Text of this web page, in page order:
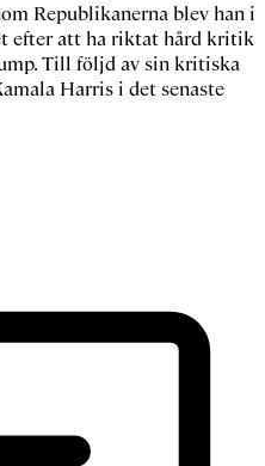
Republikanerna blev han i
efter att ha riktat hård kritik
Till följd av sin kritiska
Harris i det senaste